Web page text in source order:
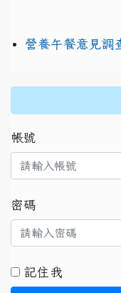
營養午餐意見調
帳號
密碼
記住我